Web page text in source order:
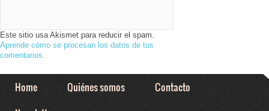
Este sitio usa Akismet para reducir el spam.
Aprende cómo se procesan los datos de tus
comentarios.
Home Quiénes somos
Contacto